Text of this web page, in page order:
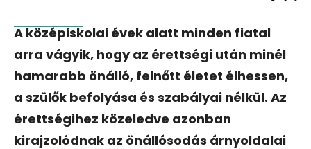
A középiskolai évek alatt minden fiatal
arra vágyik, hogy az érettségi után minél
hamarabb önálló, felnőtt életet élhessen,
a szülők befolyása és szabályai nélkül. Az
érettségihez közeledve azonban
kirajzolódnak az önállósodás árnyoldalai